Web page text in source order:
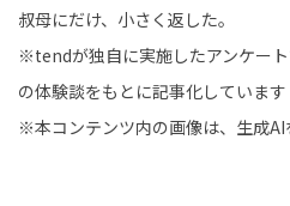
叔母にだけ、小さく返した。
※tendが独自に実施したアンケー
の体験談をもとに記事化しています
※本コンテンツ内の画像は、生成AI